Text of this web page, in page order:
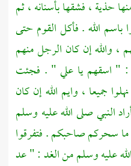
حذية ، فشقها بأسنانه ، ثم
باسم الله . فأكل القوم حتى
، والله إن كان الرجل منهم
: " اسقهم يا علي" . فجئت
جميعا ، وايم الله إن كان
النبي صلى الله عليه وسلم
ما سحركم صاحبكم . فتفرقوا
عليه وسلم من الغد : " عد